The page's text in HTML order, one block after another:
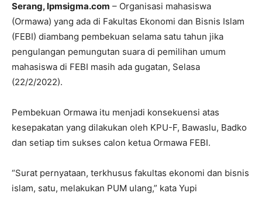
Serang, lpmsigma.com – Organisasi mahasiswa
(Ormawa) yang ada di Fakultas Ekonomi dan Bisnis Islam
(FEBI) diambang pembekuan selama satu tahun jika
pengulangan pemungutan suara di pemilihan umum
mahasiswa di FEBI masih ada gugatan, Selasa
(22/2/2022).
Pembekuan Ormawa itu menjadi konsekuensi atas
kesepakatan yang dilakukan oleh KPU-F, Bawaslu, Badko
dan setiap tim sukses calon ketua Ormawa FEBI.
“Surat pernyataan, terkhusus fakultas ekonomi dan bisnis
islam, satu, melakukan PUM ulang,” kata Yupi